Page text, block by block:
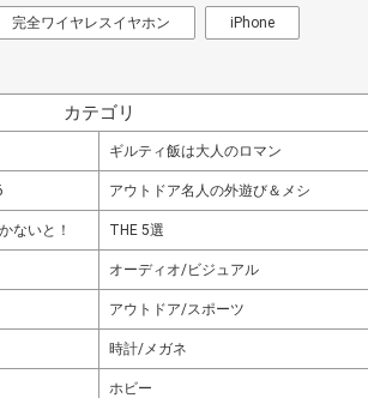
完全ワイヤレスイヤホン iPhone
カテゴリ
ギルティ飯は大人のロマン
アウトドア名人の外遊び＆メシ
ないと！ THE 5選
オーディオ/ビジュアル
アウトドア/スポーツ
時計/メガネ
ホビー